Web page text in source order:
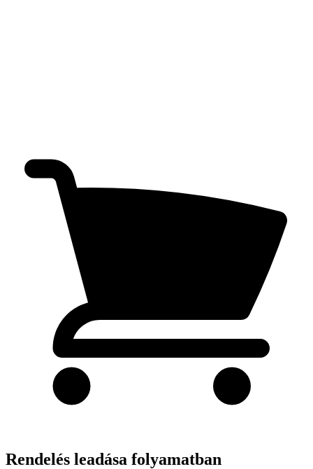
Rendelés leadása folyamatban